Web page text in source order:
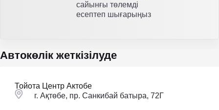
сайынғы төлемді
есептеп шығарыңыз
Автокөлік жеткізілуде
Тойота Центр Актобе
г. Ақтөбе, пр. Санкибай батыра, 72Г